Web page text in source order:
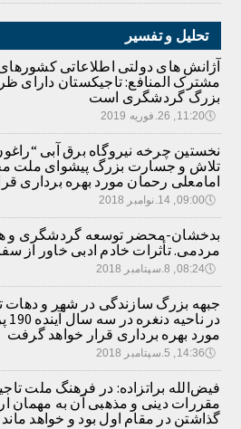
تحلیل و تفسیر
آژانش های دولتی اطلاعاتی
مشترک المنافع: تاجیکستان دارای
بزرگ گردشگری است
🕔11:20, 26.فوریه 2019
نخستین چرخه نیروگاه برق آبی
تلاش و جسارت بزرگ پیشوای ملت
امامعلی رحمان مورد بهره برداری
🕔09:00, 14.نوامبر 2018
بدخشان-محضر توسعه گردشگری و
مردمی. تأثرات خادم ادبی خاور از
🕔08:24, 8.سپتامبر 2018
جبهه بزرگ سازندگی در شهر و دهات
مورد بهره برداری قرار خواهد گرفت
🕔14:36, 5.سپتامبر 2018
فیض‌الله براتزاده: در فرهنگ ملت
مقررات دینی و مذهبی آن به مهمان
گذاشتن در مقام اول بود و خواهد ماند